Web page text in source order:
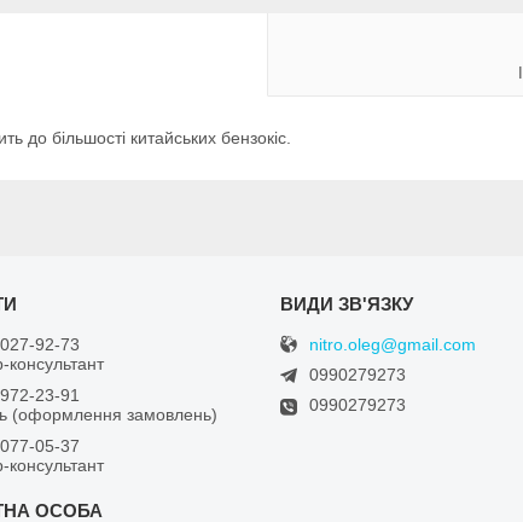
до більшості китайських бензокіс.
92-73
23-91
(оформлення замовлень)
05-37
nitro.oleg@gmail.com
0990279273
0990279273